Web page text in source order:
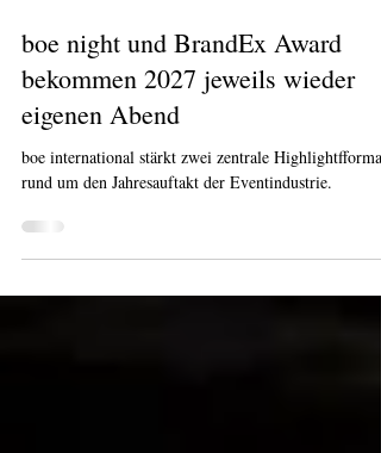
18. Juni
boe night und BrandEx Award
bekommen 2027 jeweils wieder
eigenen Abend
rund um den Jahresauftakt der Eventindustrie.